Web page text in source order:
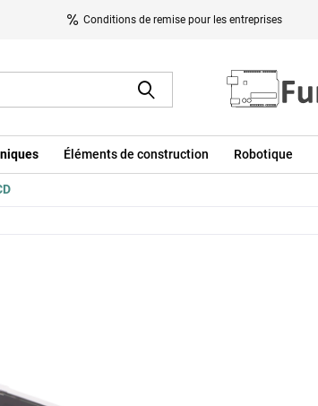
Conditions de remise pour les entreprises
Éléments de construction Robotique